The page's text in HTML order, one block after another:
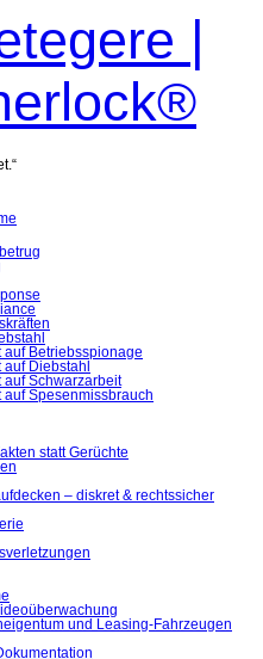
|
auf Betriebsspionage
Diebstahl
auf Schwarzarbeit
auf Spesenmissbrauch
statt Gerüchte
– diskret & rechtssicher
und Leasing-Fahrzeugen